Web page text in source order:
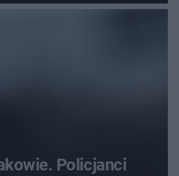
Policjanci